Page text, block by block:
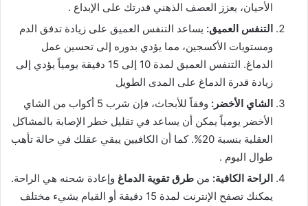
الأحيان، يعزز العصف الذهني قدرتك على الإبداع .
التنفس العميق: يساعد التنفس العميق على زيادة تدفق الدم
ومستويات الأكسجين، مما يؤدي بدوره إلى تحسين عمل
الدماغ. التنفس العميق لمدة 10 إلى 15 دقيقة يومياً يؤدي إلى
زيادة قدرة الدماغ على المدى الطويل
الشاي الأخضر:
وفقاً للأبحاث، فإن شرب 5 أكواب من الشاي
الأخضر يومياً يمكن أن يساعد في تقليل خطر الإصابة بالمشاكل
العقلية بنسبة 20%. كما أن الكافيين يبقي عقلك في حالة تأهب
طوال اليوم .
الراحة الكافية: من طرق تقوية الدماغ وإعادة شحنه هي الراحة.
يمكنك تصفح الإنترنت لمدة 15 دقيقة أو القيام بشيء مختلف